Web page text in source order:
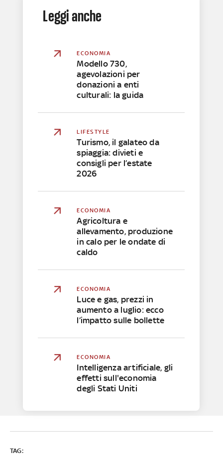
Leggi anche
ECONOMIA
Modello 730,
agevolazioni per
donazioni a enti
culturali: la guida
LIFESTYLE
Turismo, il galateo da
spiaggia: divieti e
consigli per l’estate
2026
ECONOMIA
Agricoltura e
allevamento, produzione
in calo per le ondate di
caldo
ECONOMIA
Luce e gas, prezzi in
aumento a luglio: ecco
l’impatto sulle bollette
ECONOMIA
Intelligenza artificiale, gli
effetti sull'economia
degli Stati Uniti
TAG: